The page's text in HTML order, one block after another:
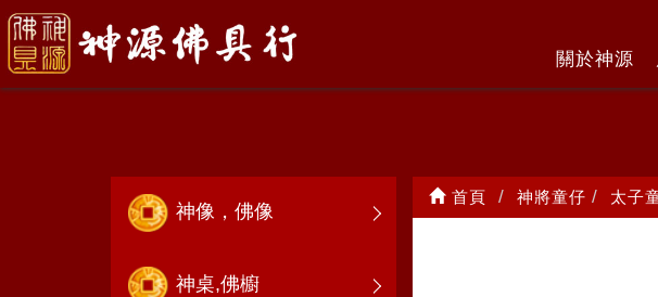
關於神源
太子童仔衣
神像，佛像
神桌,佛櫥
首頁 神將童仔 太子